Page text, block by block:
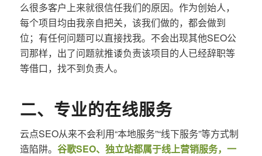
么很多客户上来就很信任我们的原因。作为创始人，
每个项目均由我亲自把关，该我们做的，都会做到
位；有任何问题可以直接找我。不会出现其他SEO公
司那样，出了问题就推诿负责该项目的人已经辞职等
等借口，找不到负责人。
二、专业的在线服务
云点SEO从来不会利用“本地服务”“线下服务”等方式制
造陷阱。 谷歌SEO、独立站都属于线上营销服务，一